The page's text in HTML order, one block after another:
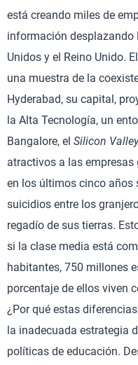
está creando miles de
información desplazando
Unidos y el Reino Unido.
una muestra de la
Hyderabad, su capital,
la Alta Tecnología, un
Bangalore, el Silicon Valley
atractivos a las empresas
en los últimos cinco años
suicidios entre los
regadío de sus tierras.
si la clase media está
habitantes, 750 millones
porcentaje de ellos viven
¿Por qué estas
la inadecuada estrategia
políticas de educación.